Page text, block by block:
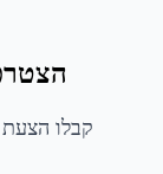
קבלו הצעת